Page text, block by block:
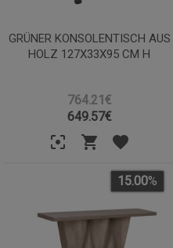
GRÜNER KONSOLENTISCH AUS
HOLZ 127X33X95 CM H
764.21€
649.57€
15.00%